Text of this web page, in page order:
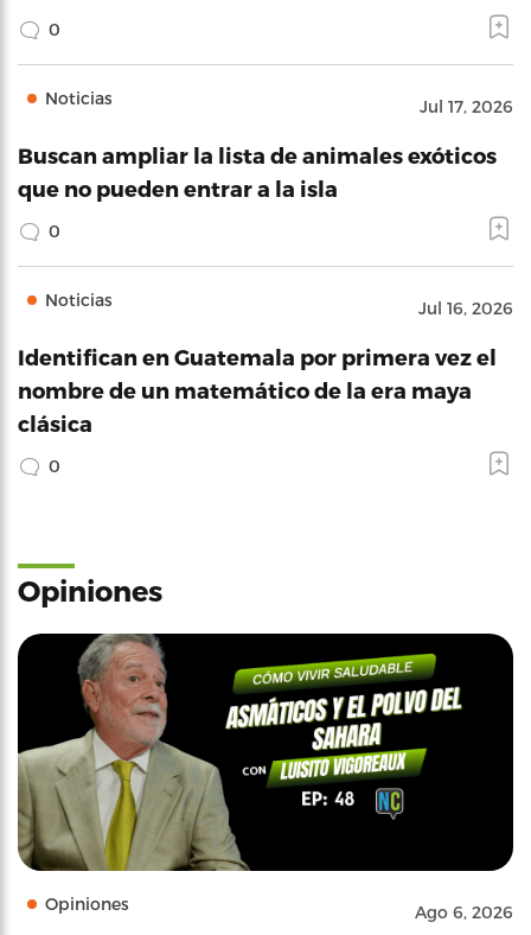
0
Noticias Jul 17, 2026
Buscan ampliar la lista de animales exóticos
que no pueden entrar a la isla
0
Noticias Jul 16, 2026
Identifican en Guatemala por primera vez el
nombre de un matemático de la era maya
clásica
0
Opiniones
Opiniones Ago 6, 2026